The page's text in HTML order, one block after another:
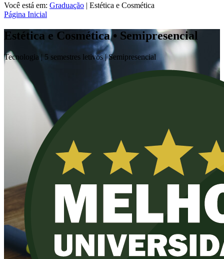
Você está em: Graduação | Estética e Cosmética
Página Inicial
Estética e Cosmética • Semipresencial
Tecnologia | 5 semestres letivos |Semipresencial